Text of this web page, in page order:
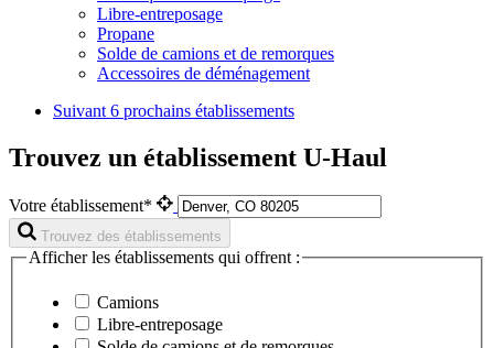
Libre-entreposage
Propane
Solde de camions et de remorques
Accessoires de déménagement
Suivant 6 prochains établissements
Trouvez un établissement U-Haul
Votre établissement*
Trouvez des établissements
Afficher les établissements qui offrent :
Camions
Libre-entreposage